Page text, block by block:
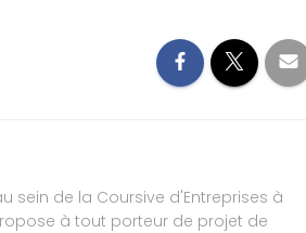
sein de la Coursive d'Entreprises à
propose à tout porteur de projet de